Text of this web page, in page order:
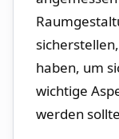
haben, um
wichtige
werden